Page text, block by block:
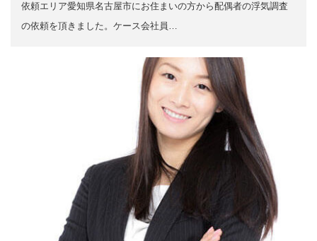
依頼エリア愛知県名古屋市にお住まいの方から配偶者の浮気調査
の依頼を頂きました。ケース会社員…